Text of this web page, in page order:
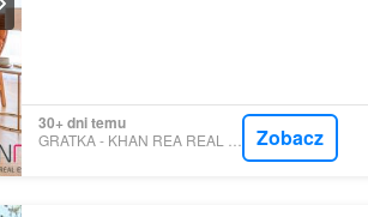
30+ dni temu
Zobacz